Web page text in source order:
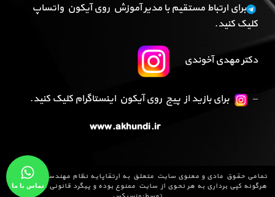
برای ارتباط مستقیم با مدیر آموزش روی آیکون واتساپ
کلیک کنید.
دکتر مهدی آخوندی
–
برای بازید از پیج روی آیکون اینستاگرام کلیک کنید.
www.akhundi.ir
تمامی حقوق مادی و معنوی سایت متعلق به ارتقاپایه نظام مهندسی
می باشد و
هرگونه کپی برداری به هر نحوی از سایت ممنوع بوده و پیگرد قانونی دارد .طراحی
تماس با ما